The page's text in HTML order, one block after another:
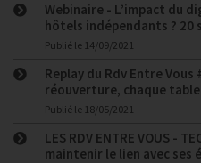
Webinaire - L’impact du
hôtels indépendants ? 20
Publié le 14/09/2021
Replay du Rdv Entre Vous
réouverture, chaque
Publié le 18/05/2021
LES RDV ENTRE VOUS -
maintenir le lien avec ses